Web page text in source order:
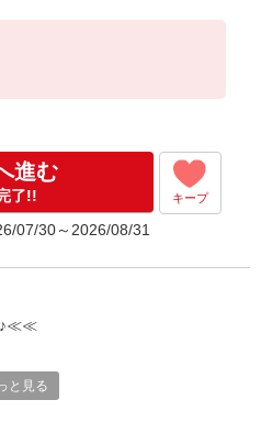
あり）
規定有)
有)
。・゜+゜
進む
了!! キープ
07/30～2026/08/31
と見る